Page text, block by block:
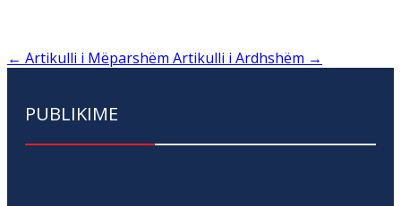
← Artikulli i Mëparshëm Artikulli i Ardhshëm →
PUBLIKIME